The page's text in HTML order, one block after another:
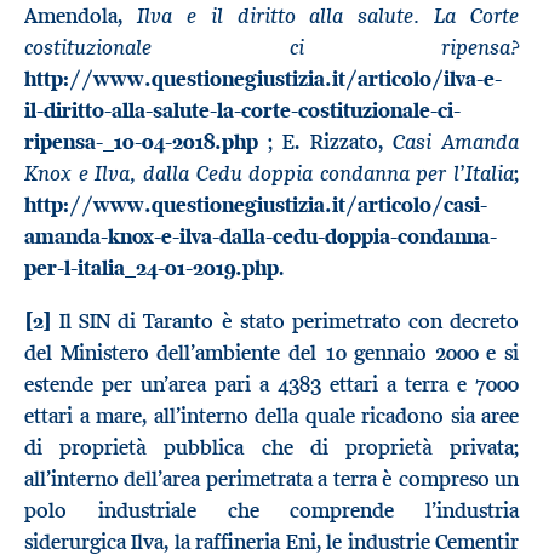
Amendola, Ilva e il diritto alla salute. La Corte
costituzionale ci ripensa?
http://www.questionegiustizia.it/articolo/ilva-e-
il-diritto-alla-salute-la-corte-costituzionale-ci-
ripensa-_10-04-2018.php ; E. Rizzato, Casi Amanda
Knox e Ilva, dalla Cedu doppia condanna per l’Italia;
http://www.questionegiustizia.it/articolo/casi-
amanda-knox-e-ilva-dalla-cedu-doppia-condanna-
per-l-italia_24-01-2019.php.
[2] Il SIN di Taranto è stato perimetrato con decreto
del Ministero dell’ambiente del 10 gennaio 2000 e si
estende per un’area pari a 4383 ettari a terra e 7000
ettari a mare, all’interno della quale ricadono sia aree
di proprietà pubblica che di proprietà privata;
all’interno dell’area perimetrata a terra è compreso un
polo industriale che comprende l’industria
siderurgica Ilva, la raffineria Eni, le industrie Cementir